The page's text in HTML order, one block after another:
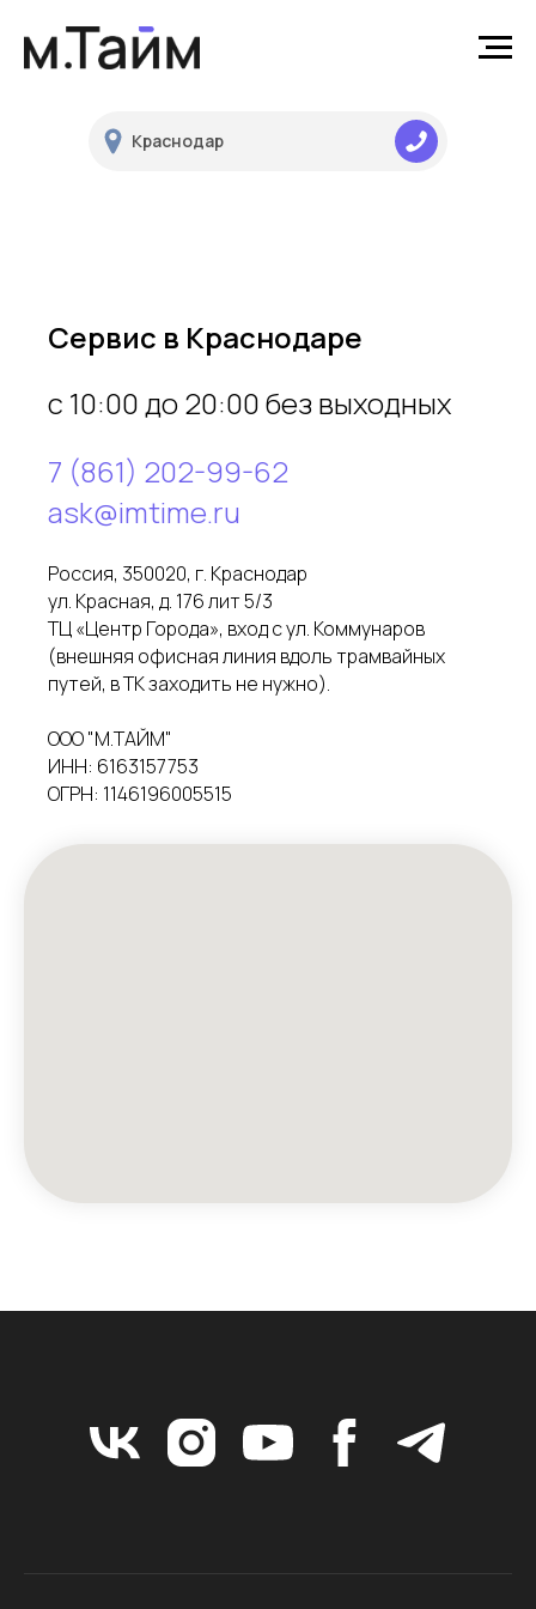
7 861 202
99 62
Краснодар
Сервис в Краснодаре
c 10:00 до 20:00 без выходных
7 (861) 202-99-62
ask@imtime.ru
Россия, 350020, г. Краснодар
ул. Красная, д. 176 лит 5/3
ТЦ «Центр Города», вход с ул. Коммунаров
(внешняя офисная линия вдоль трамвайных
путей, в ТК заходить не нужно).
ООО "М.ТАЙМ"
ИНН: 6163157753
ОГРН: 1146196005515